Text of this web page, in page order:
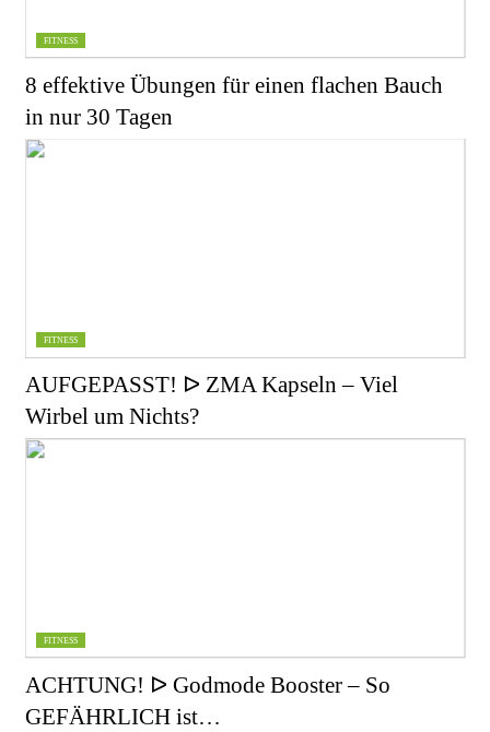
FITNESS
8 effektive Übungen für einen flachen Bauch
in nur 30 Tagen
FITNESS
AUFGEPASST! ᐅ ZMA Kapseln – Viel
Wirbel um Nichts?
FITNESS
ACHTUNG! ᐅ Godmode Booster – So
GEFÄHRLICH ist…